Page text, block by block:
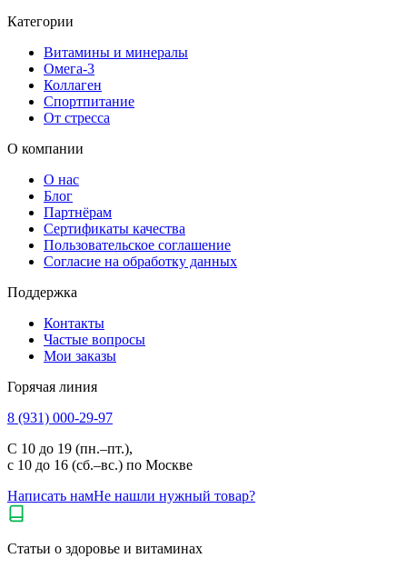
Категории
Витамины и минералы
Омега-3
Коллаген
Спортпитание
От стресса
О компании
О нас
Блог
Партнёрам
Сертификаты качества
Пользовательское соглашение
Согласие на обработку данных
Поддержка
Контакты
Частые вопросы
Мои заказы
Горячая линия
8 (931) 000-29-97
С 10 до 19 (пн.–пт.),
с 10 до 16 (сб.–вс.) по Москве
Написать намНе нашли нужный товар?
Статьи о здоровье и витаминах